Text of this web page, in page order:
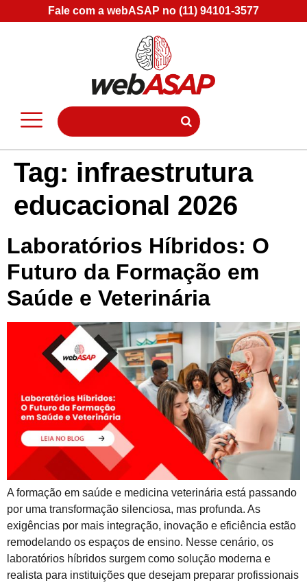
Fale com a webASAP no (11) 94101-3577
Tag: infraestrutura
educacional 2026
Laboratórios Híbridos: O
Futuro da Formação em
Saúde e Veterinária
A formação em saúde e medicina veterinária está passando
por uma transformação silenciosa, mas profunda. As
exigências por mais integração, inovação e eficiência estão
remodelando os espaços de ensino. Nesse cenário, os
laboratórios híbridos surgem como solução moderna e
realista para instituições que desejam preparar profissionais